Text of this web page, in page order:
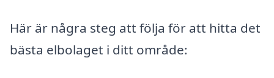
Här är några steg att följa för att hitta det
bästa elbolaget i ditt område: